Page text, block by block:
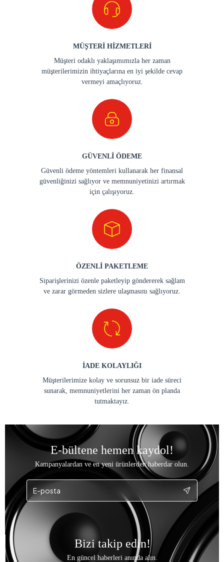
MÜŞTERİ HİZMETLERİ
Müşteri odaklı yaklaşımımızla her zaman
müşterilerimizin ihtiyaçlarına en iyi şekilde cevap
vermeyi amaçlıyoruz.
GÜVENLİ ÖDEME
Güvenli ödeme yöntemleri kullanarak her finansal
güvenliğinizi sağlıyor ve memnuniyetinizi artırmak
için çalışıyoruz.
ÖZENLİ PAKETLEME
Siparişlerinizi özenle paketleyip göndererek sağlam
ve zarar görmeden sizlere ulaşmasını sağlıyoruz.
İADE KOLAYLIĞI
Müşterilerimize kolay ve sorunsuz bir iade süreci
sunarak, memnuniyetlerini her zaman ön planda
tutmaktayız.
E-bültene hemen kaydol!
Kampanyalardan ve en yeni ürünlerden haberdar olun.
Bizi takip edin!
En güncel haberleri anında alın.